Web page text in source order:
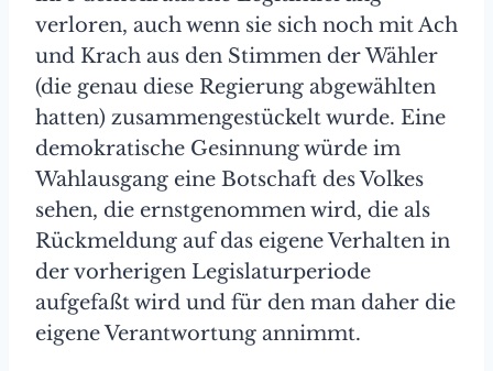
verloren, auch wenn sie sich noch mit Ach
und Krach aus den Stimmen der Wähler
(die genau diese Regierung abgewählten
hatten) zusammengestückelt wurde. Eine
demokratische Gesinnung würde im
Wahlausgang eine Botschaft des Volkes
sehen, die ernstgenommen wird, die als
Rückmeldung auf das eigene Verhalten in
der vorherigen Legislaturperiode
aufgefaßt wird und für den man daher die
eigene Verantwortung annimmt.